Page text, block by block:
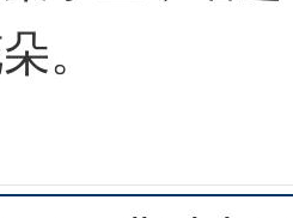
。